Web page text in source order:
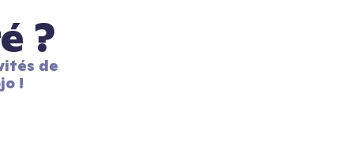
?
de
!